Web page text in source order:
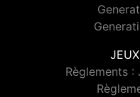
Règlements :